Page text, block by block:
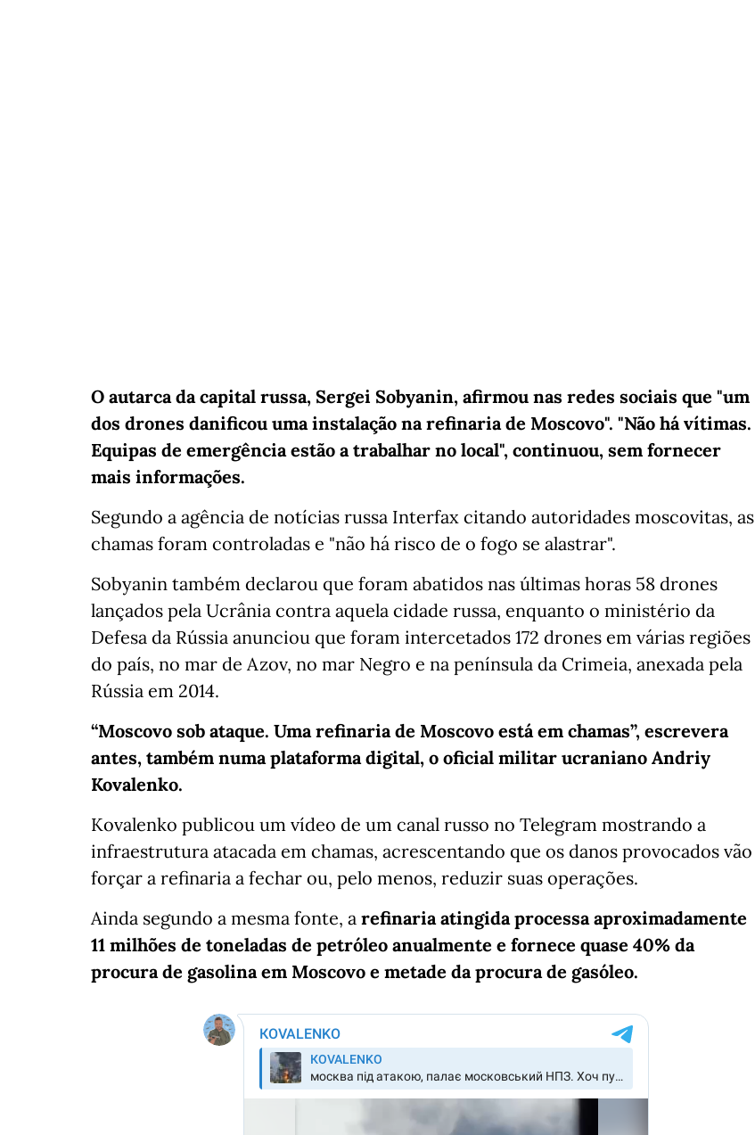
O autarca da capital russa, Sergei Sobyanin, afirmou nas redes sociais que "um
dos drones danificou uma instalação na refinaria de Moscovo". "Não há vítimas.
Equipas de emergência estão a trabalhar no local", continuou, sem fornecer
mais informações.
Segundo a agência de notícias russa Interfax citando autoridades moscovitas, as
chamas foram controladas e "não há risco de o fogo se alastrar".
Sobyanin também declarou que foram abatidos nas últimas horas 58 drones
lançados pela Ucrânia contra aquela cidade russa, enquanto o ministério da
Defesa da Rússia anunciou que foram intercetados 172 drones em várias regiões
do país, no mar de Azov, no mar Negro e na península da Crimeia, anexada pela
Rússia em 2014.
“Moscovo sob ataque. Uma refinaria de Moscovo está em chamas”, escrevera
antes, também numa plataforma digital, o oficial militar ucraniano Andriy
Kovalenko.
Kovalenko publicou um vídeo de um canal russo no Telegram mostrando a
infraestrutura atacada em chamas, acrescentando que os danos provocados vão
forçar a refinaria a fechar ou, pelo menos, reduzir suas operações.
Ainda segundo a mesma fonte, a refinaria atingida processa aproximadamente
11 milhões de toneladas de petróleo anualmente e fornece quase 40% da
procura de gasolina em Moscovo e metade da procura de gasóleo.